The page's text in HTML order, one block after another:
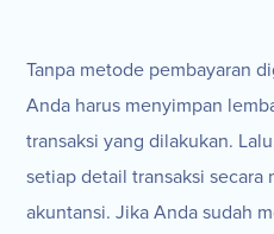
Tanpa metode pembayaran
Anda harus menyimpan
transaksi yang dilakukan.
setiap detail transaksi secara
akuntansi. Jika Anda sudah